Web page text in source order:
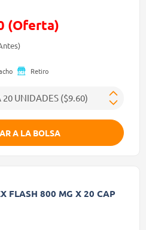
(Oferta)
de
(Oferta)
Retiro
A LA BOLSA
FLASH 800 MG X 20 CAP